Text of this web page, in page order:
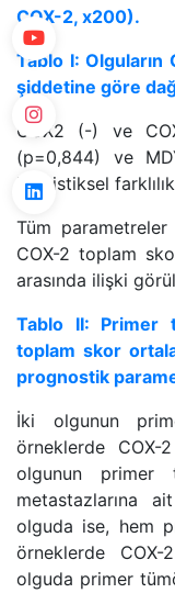
COX-2, x200).
Tablo I: Olguların
şiddetine göre
COX2 (-) ve
(p=0,844) ve
istatistiksel
Tüm parametreler
COX-2 toplam
arasında ilişki
Tablo II: Primer
toplam skor
prognostik
İki olgunun
örneklerde COX-
olgunun primer
metastazlarına
olguda ise, hem
örneklerde
olguda primer